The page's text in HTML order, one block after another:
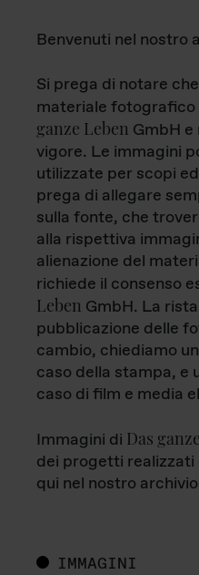
Benvenuti nel nostro
Si prega di notare
materiale fotografico
ganze Leben GmbH
vigore. Le immagini
utilizzate per scopi
prega di allegare
sulla fonte, che
alla rispettiva
alienazione del
richiede il consenso
Leben GmbH. La
pubblicazione delle
cambio, chiediamo
caso della stampa, e
caso di film e media
Immagini di Das
dei progetti
qui nel nostro
IMMAGINI